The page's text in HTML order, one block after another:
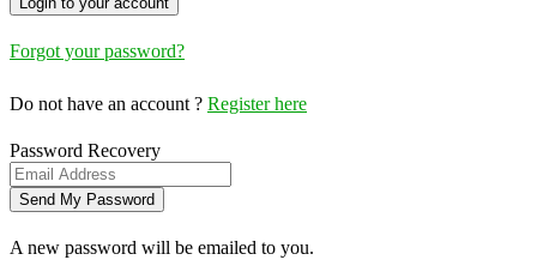
Forgot your password?
Do not have an account ? Register here
Password Recovery
A new password will be emailed to you.